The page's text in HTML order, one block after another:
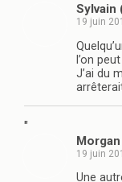
Sylvain
19 juin
l’on
J’ai du
"
Morgan
19 juin
Une